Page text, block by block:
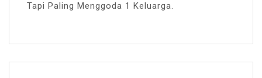
Tapi Paling Menggoda 1 Keluarga.